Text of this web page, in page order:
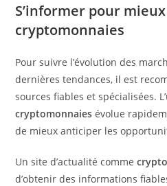
S’informer pour
cryptomonnaies
Pour suivre l’évolution des
dernières tendances, il est
sources fiables et spécialisées.
cryptomonnaies évolue
de mieux anticiper les
Un site d’actualité comme
d’obtenir des informations